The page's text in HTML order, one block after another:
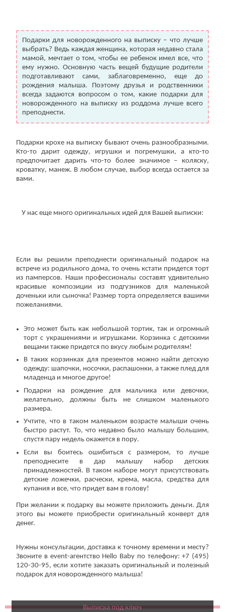
Подарки для новорожденного на выписку – что лучше
выбрать? Ведь каждая женщина, которая недавно стала
мамой, мечтает о том, чтобы ее ребенок имел все, что
ему нужно. Основную часть вещей будущие родители
подготавливают сами, заблаговременно, еще до
рождения малыша. Поэтому друзья и родственники
всегда задаются вопросом о том, какие подарки для
новорожденного на выписку из роддома лучше всего
преподнести.
Подарки крохе на выписку бывают очень разнообразными.
Кто-то дарит одежду, игрушки и погремушки, а кто-то
предпочитает дарить что-то более значимое – коляску,
кроватку, манеж. В любом случае, выбор всегда остается за
вами.
У нас еще много оригинальных идей для Вашей выписки:
Если вы решили преподнести оригинальный подарок на
встрече из родильного дома, то очень кстати придется торт
из памперсов. Наши профессионалы составят удивительно
красивые композиции из подгузников для маленькой
доченьки или сыночка! Размер торта определяется вашими
пожеланиями.
Это может быть как небольшой тортик, так и огромный
торт с украшениями и игрушками. Корзинка с детскими
вещами также придется по вкусу любым родителям!
В таких корзинках для презентов можно найти детскую
одежду: шапочки, носочки, распашонки, а также плед для
младенца и многое другое!
Подарки на рождение для мальчика или девочки,
желательно, должны быть не слишком маленького
размера.
Учтите, что в таком маленьком возрасте малыши очень
быстро растут. То, что недавно было малышу большим,
спустя пару недель окажется в пору.
Если вы боитесь ошибиться с размером, то лучше
преподнесите в дар малышу набор детских
принадлежностей. В таком наборе могут присутствовать
детские ложечки, расчески, крема, масла, средства для
купания и все, что придет вам в голову!
При желании к подарку вы можете приложить деньги. Для
этого вы можете приобрести оригинальный конверт для
денег.
Нужны консультации, доставка к точному времени и месту?
Звоните в event-агентство Hello Baby по телефону: +7 (495)
120-30-95, если хотите заказать оригинальный и полезный
подарок для новорожденного малыша!
Выписка под ключ